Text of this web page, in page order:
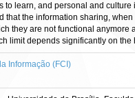
to learn, and personal and
that the information sharing,
they are not functional
limit depends significantly on
Informação (FCI)